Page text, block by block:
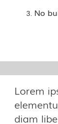
No
Lorem
diam